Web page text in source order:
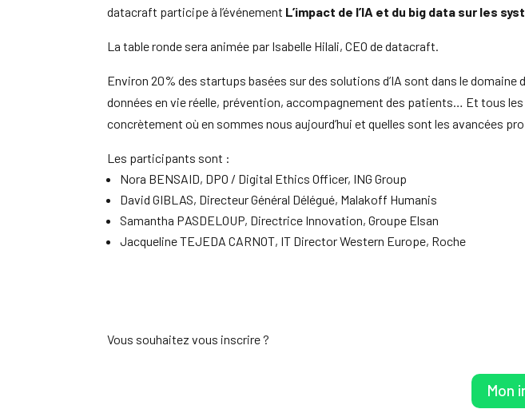
datacraft participe à l’événement L’impact de l’IA et du big data sur les
La table ronde sera animée par Isabelle Hilali, CEO de datacraft.
Environ 20% des startups basées sur des solutions d’IA sont dans le
données en vie réelle, prévention, accompagnement des patients… Et tous
concrètement où en sommes nous aujourd’hui et quelles sont les avancées
Les participants sont :
Nora BENSAID, DPO / Digital Ethics Officer, ING Group
David GIBLAS, Directeur Général Délégué, Malakoff Humanis
Samantha PASDELOUP, Directrice Innovation, Groupe Elsan
Jacqueline TEJEDA CARNOT, IT Director Western Europe, Roche
Vous souhaitez vous inscrire ?
Mon